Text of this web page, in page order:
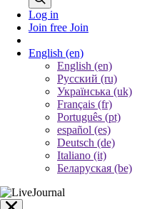
Log in
Join free Join
English (en)
English (en)
Русский (ru)
Українська (uk)
Français (fr)
Português (pt)
español (es)
Deutsch (de)
Italiano (it)
Беларуская (be)